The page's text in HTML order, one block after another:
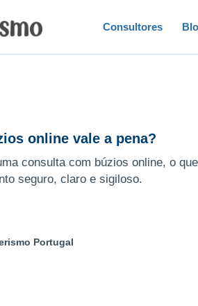
Consultores
online vale a pena?
consulta com búzios online, o
seguro, claro e sigiloso.
Portugal